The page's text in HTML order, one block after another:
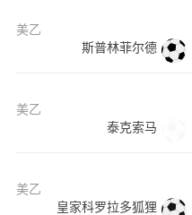
美乙
斯普林菲尔德
美乙
泰克索马
美乙
皇家科罗拉多狐狸